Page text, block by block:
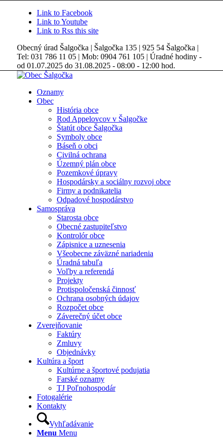
Link to Facebook
Link to Youtube
Link to Rss this site
Obecný úrad Šalgočka | Šalgočka 135 | 925 54 Šalgočka |
Tel: 031 786 11 05 | Mob: 0904 761 105 | Úradné hodiny -
od 01.07.2025 do 31.08.2025 - 08:00 - 12:00 hod.
Oznamy
Obec
História obce
Rod Appelovcov v Šalgočke
Štatút obce Šalgočka
Symboly obce
Báseň o obci
Civilná ochrana
Územný plán obce
Pozemkové úpravy
Hospodársky a sociálny rozvoj obce
Firmy a podnikatelia
Odpadové hospodárstvo
Samospráva
Starosta obce
Obecné zastupiteľstvo
Kontrolór obce
Zápisnice a uznesenia
Všeobecne záväzné nariadenia
Úradná tabuľa
Voľby a referendá
Projekty
Protispoločenská činnosť
Ochrana osobných údajov
Rozpočet obce
Záverečný účet obce
Zverejňovanie
Faktúry
Zmluvy
Objednávky
Kultúra a šport
Kultúrne a športové podujatia
Farské oznamy
TJ Poľnohospodár
Fotogalérie
Kontakty
Vyhľadávanie
Menu Menu